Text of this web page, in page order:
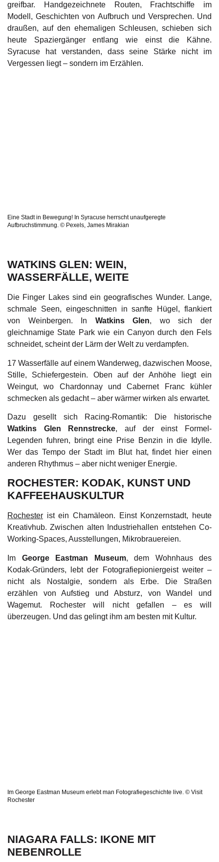
greifbar. Handgezeichnete Routen, Frachtschiffe im
Modell, Geschichten von Aufbruch und Versprechen. Und
draußen, auf den ehemaligen Schleusen, schieben sich
heute Spaziergänger entlang wie einst die Kähne.
Syracuse hat verstanden, dass seine Stärke nicht im
Vergessen liegt – sondern im Erzählen.
Eine Stadt in Bewegung! In Syracuse herrscht unaufgeregte
Aufbruchstimmung. © Pexels, James Mirakian
WATKINS GLEN: WEIN,
WASSERFÄLLE, WEITE
Die Finger Lakes sind ein geografisches Wunder. Lange,
schmale Seen, eingeschnitten in sanfte Hügel, flankiert
von Weinbergen. In Watkins Glen, wo sich der
gleichnamige State Park wie ein Canyon durch den Fels
schneidet, scheint der Lärm der Welt zu verdampfen.
17 Wasserfälle auf einem Wanderweg, dazwischen Moose,
Stille, Schiefergestein. Oben auf der Anhöhe liegt ein
Weingut, wo Chardonnay und Cabernet Franc kühler
schmecken als gedacht – aber wärmer wirken als erwartet.
Dazu gesellt sich Racing-Romantik: Die historische
Watkins Glen Rennstrecke, auf der einst Formel-
Legenden fuhren, bringt eine Prise Benzin in die Idylle.
Wer das Tempo der Stadt im Blut hat, findet hier einen
anderen Rhythmus – aber nicht weniger Energie.
ROCHESTER: KODAK, KUNST UND
KAFFEEHAUSKULTUR
Rochester ist ein Chamäleon. Einst Konzernstadt, heute
Kreativhub. Zwischen alten Industriehallen entstehen Co-
Working-Spaces, Ausstellungen, Mikrobrauereien.
Im George Eastman Museum, dem Wohnhaus des
Kodak-Gründers, lebt der Fotografiepioniergeist weiter –
nicht als Nostalgie, sondern als Erbe. Die Straßen
erzählen von Aufstieg und Absturz, von Wandel und
Wagemut. Rochester will nicht gefallen – es will
überzeugen. Und das gelingt ihm am besten mit Kultur.
Im George Eastman Museum erlebt man Fotografiegeschichte live. © Visit
Rochester
NIAGARA FALLS: IKONE MIT
NEBENROLLE